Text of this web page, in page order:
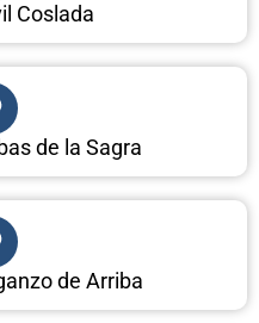
Coslada
de la Sagra
de Arriba